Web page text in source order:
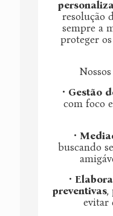
resolução
sempre a
proteger
• Gestão
com foco
•
buscando
•
preventivas,
evitar